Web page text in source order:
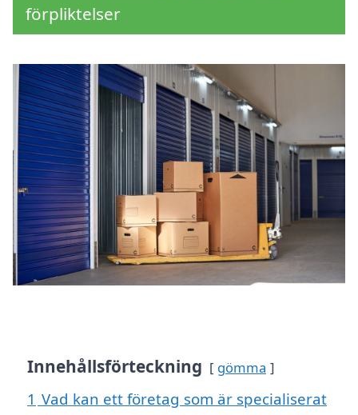
förpliktelser
Innehållsförteckning gömma
1 Vad kan ett företag som är specialiserat